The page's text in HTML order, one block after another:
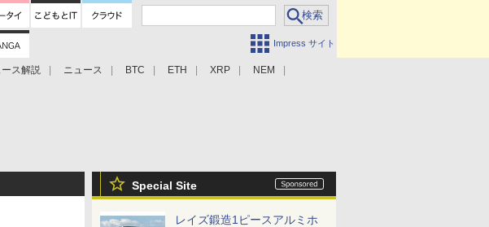
Impress サイト
ース解説 ニュース BTC ETH XRP
NEM
Special Site
レイズ鍛造1ピースアルミホ